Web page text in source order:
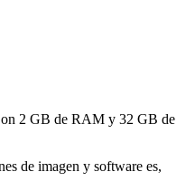
2 GB de RAM y 32 GB de
de imagen y software es,